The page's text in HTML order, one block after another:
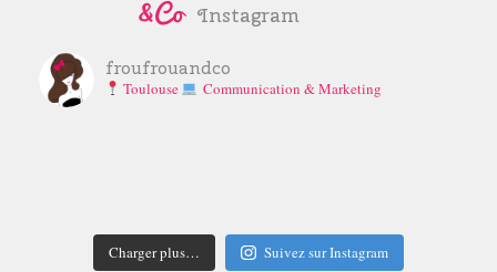
Instagram
froufrouandco
Toulouse Communication & Marketing
Charger plus… Suivez sur Instagram